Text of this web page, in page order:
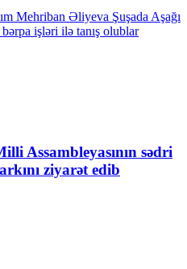
Mehriban Əliyeva Şuşada Aşağı
işləri ilə tanış olublar
Assambleyasının sədri
ziyarət edib